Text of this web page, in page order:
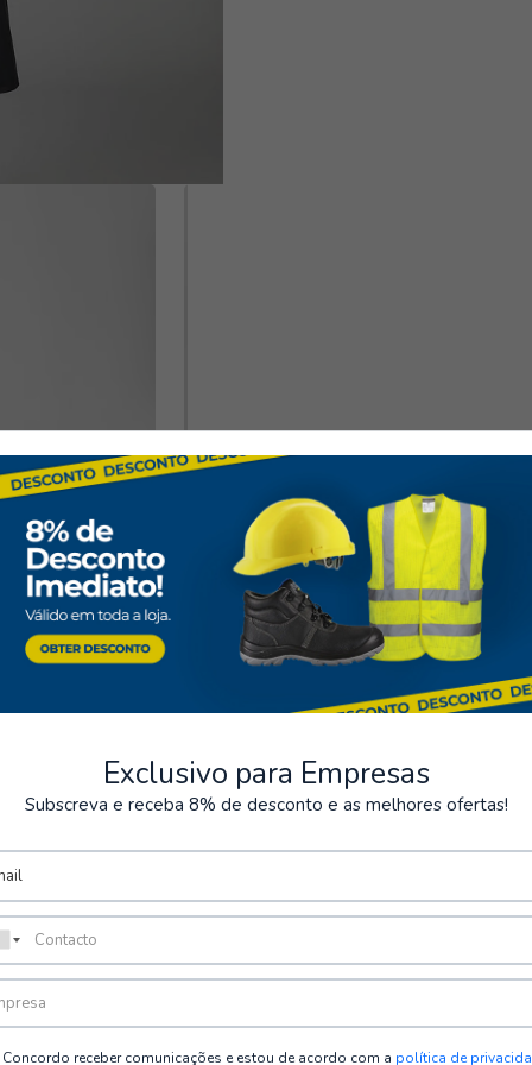
sécurisés
plusieurs méthodes de
Possibilité de récupérer la
Exclusivo para Empresas
Subscreva e receba 8% de desconto e as melhores ofertas!
Concordo receber comunicações e estou de acordo com a política de